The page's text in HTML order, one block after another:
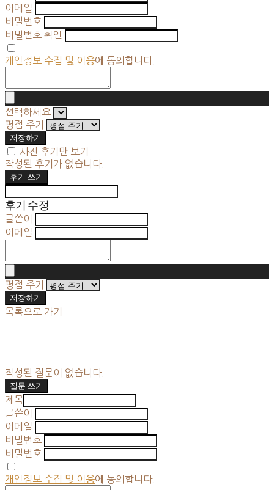
이메일
비밀번호
비밀번호 확인
개인정보 수집 및 이용에 동의합니다.
선택하세요
평점 주기
저장하기
사진 후기만 보기
작성된 후기가 없습니다.
후기 쓰기
후기 수정
글쓴이
이메일
평점 주기
저장하기
목록으로 가기
작성된 질문이 없습니다.
질문 쓰기
제목
글쓴이
이메일
비밀번호
비밀번호
개인정보 수집 및 이용에 동의합니다.